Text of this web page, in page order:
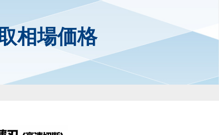
相場価格